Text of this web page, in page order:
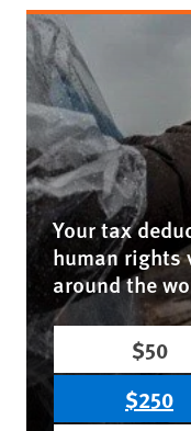
Your tax
human rights
around the
$50
$250